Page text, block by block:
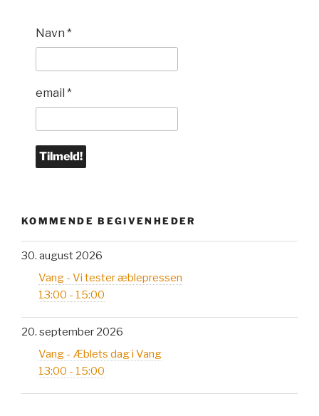
Navn *
email *
KOMMENDE BEGIVENHEDER
30. august 2026
Vang - Vi tester æblepressen
13:00 - 15:00
20. september 2026
Vang - Æblets dag i Vang
13:00 - 15:00